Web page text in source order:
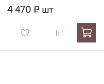
4 470 ₽ шт